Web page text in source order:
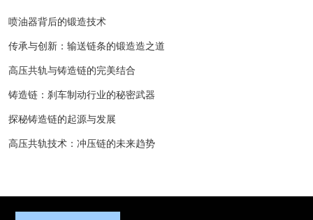
喷油器背后的锻造技术
传承与创新：输送链条的锻造造之道
高压共轨与铸造链的完美结合
铸造链：刹车制动行业的秘密武器
探秘铸造链的起源与发展
高压共轨技术：冲压链的未来趋势